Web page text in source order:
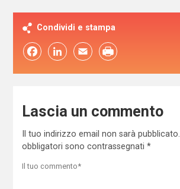
Condividi e stampa
FacebookLinkedIn Email
Lascia un commento
Il tuo indirizzo email non sarà pubblicato.
obbligatori sono contrassegnati *